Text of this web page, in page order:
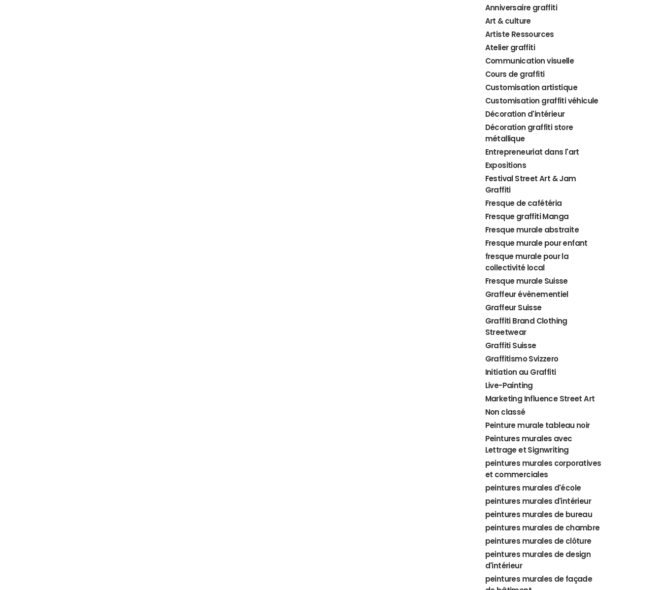
Anniversaire graffiti
Art & culture
Artiste Ressources
Atelier graffiti
Communication visuelle
Cours de graffiti
Customisation artistique
Customisation graffiti véhicule
Décoration d'intérieur
Décoration graffiti store
métallique
Entrepreneuriat dans l'art
Expositions
Festival Street Art & Jam
Graffiti
Fresque de cafétéria
Fresque graffiti Manga
Fresque murale abstraite
Fresque murale pour enfant
fresque murale pour la
collectivité local
Fresque murale Suisse
Graffeur évènementiel
Graffeur Suisse
Graffiti Brand Clothing
Streetwear
Graffiti Suisse
Graffitismo Svizzero
Initiation au Graffiti
Live-Painting
Marketing Influence Street Art
Non classé
Peinture murale tableau noir
Peintures murales avec
Lettrage et Signwriting
peintures murales corporatives
et commerciales
peintures murales d'école
peintures murales d'intérieur
peintures murales de bureau
peintures murales de chambre
peintures murales de clôture
peintures murales de design
d'intérieur
peintures murales de façade